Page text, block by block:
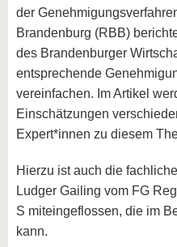
der
Brandenburg (RBB)
des Brandenburger
entsprechende
vereinfachen. Im Artikel
Einschätzungen
Expert*innen zu diesem
Hierzu ist auch die
Ludger Gailing vom FG
S miteingeflossen, die im
kann.